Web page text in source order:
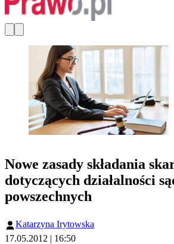
Nowe zasady składania
dotyczących działalności
powszechnych
Katarzyna Irytowska
17.05.2012 | 16:50